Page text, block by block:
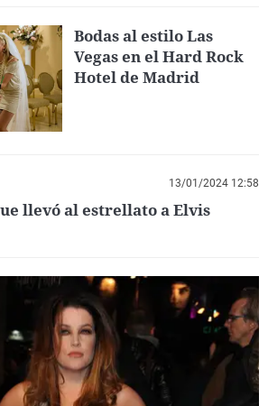
Bodas al estilo Las
Vegas en el Hard Rock
Hotel de Madrid
13/01/2024 12:58
llevó al estrellato a Elvis